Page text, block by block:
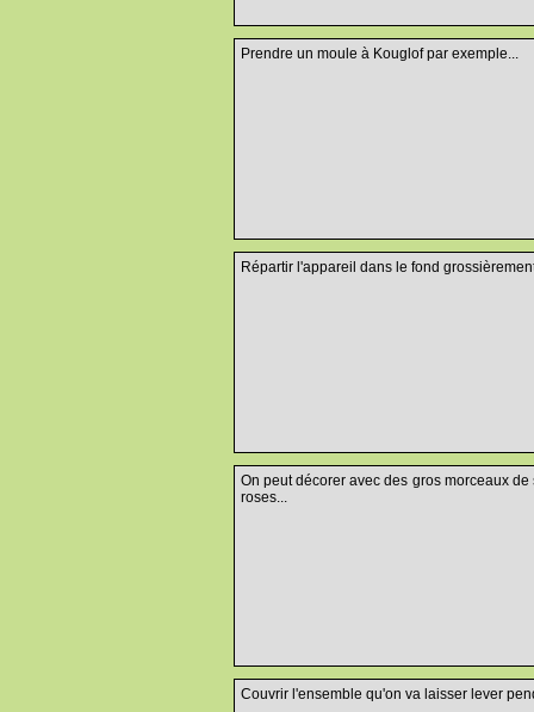
Prendre un moule à Kouglof par exemple...
Répartir l'appareil dans le fond
On peut décorer avec des gros morceaux
roses...
Couvrir l'ensemble qu'on va laisser lever